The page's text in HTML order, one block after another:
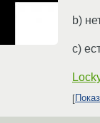
b)
с)